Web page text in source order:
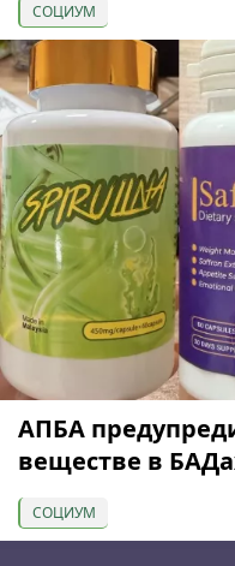
СОЦИУМ
АПБА
веществе в
СОЦИУМ